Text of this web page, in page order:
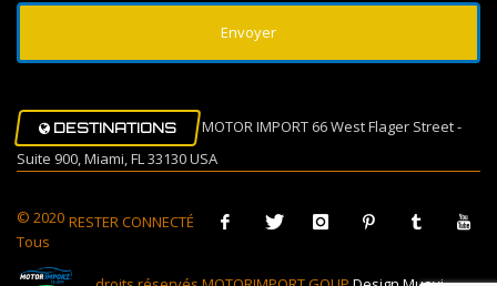
DESTINATIONS
MOTOR IMPORT 66 West Flager Street -
Suite 900, Miami, FL 33130 USA
RESTER CONNECTÉ
© 2020
Tous